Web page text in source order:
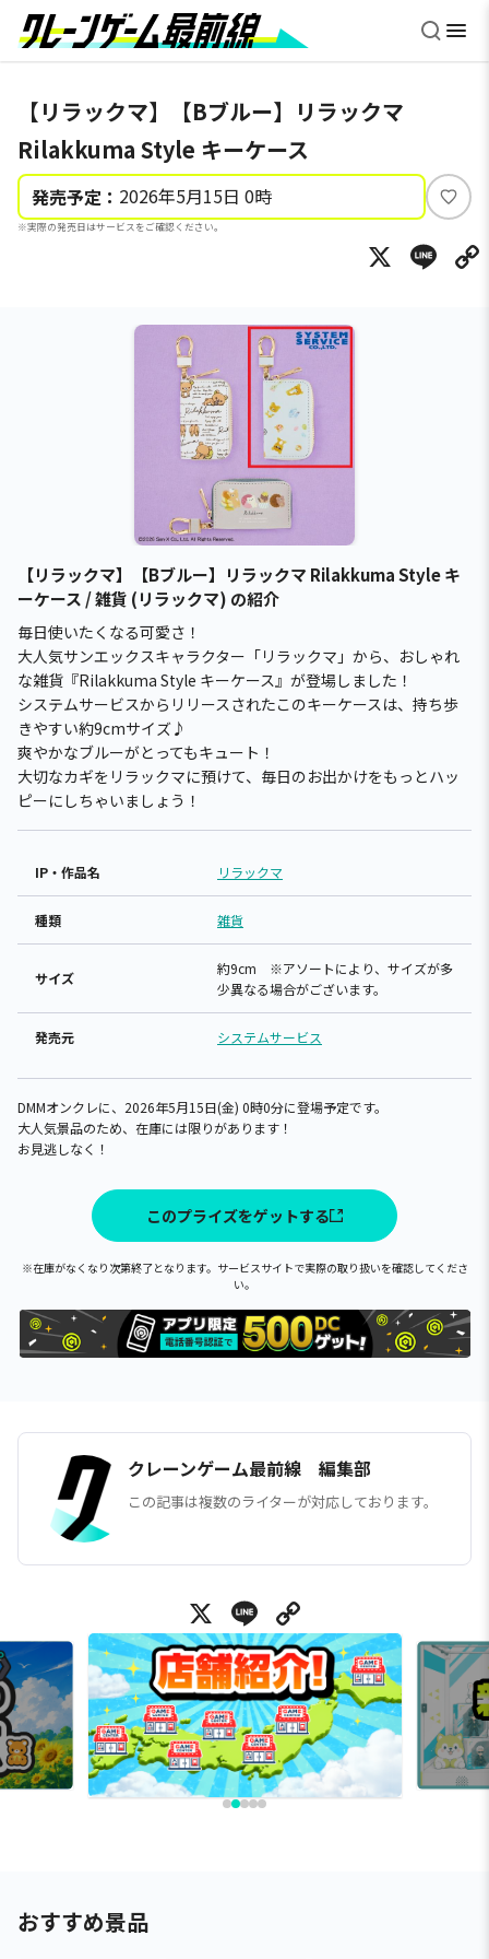
【リラックマ】【Bブルー】リラックマ
Rilakkuma Style キーケース
発売予定： 2026年5月15日 0時
※実際の発売日はサービスをご確認ください。
い
ね
X
【リラックマ】【Bブルー】リラックマ Rilakkuma Style キ
ーケース / 雑貨 (リラックマ) の紹介
毎日使いたくなる可愛さ！
大人気サンエックスキャラクター「リラックマ」から、おしゃれ
な雑貨『Rilakkuma Style キーケース』が登場しました！
システムサービスからリリースされたこのキーケースは、持ち歩
きやすい約9cmサイズ♪
爽やかなブルーがとってもキュート！
大切なカギをリラックマに預けて、毎日のお出かけをもっとハッ
ピーにしちゃいましょう！
IP・作品名 リラックマ
種類 雑貨
サイズ
約9cm ※アソートにより、サイズが多
少異なる場合がございます。
発売元 システムサービス
DMMオンクレに、2026年5月15日(金) 0時0分に登場予定です。
大人気景品のため、在庫には限りがあります！
お見逃しなく！
このプライズをゲットする
※在庫がなくなり次第終了となります。サービスサイトで実際の取り扱いを確認してくださ
い。
クレーンゲーム最前線 編集部
この記事は複数のライターが対応しております。
X Line
おすすめ景品